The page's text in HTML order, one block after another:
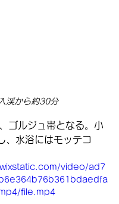
渓から約30分
ゴルジュ帯となる。小
、水浴にはモッテコ
video/ad7
file.mp4